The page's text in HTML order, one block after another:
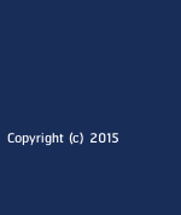
Copyright (c) 2015